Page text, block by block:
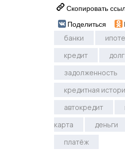
Скопировать
Поделиться
банки
кредит
долг
задолженность
кредитная
автокредит
карта
деньги
платёж